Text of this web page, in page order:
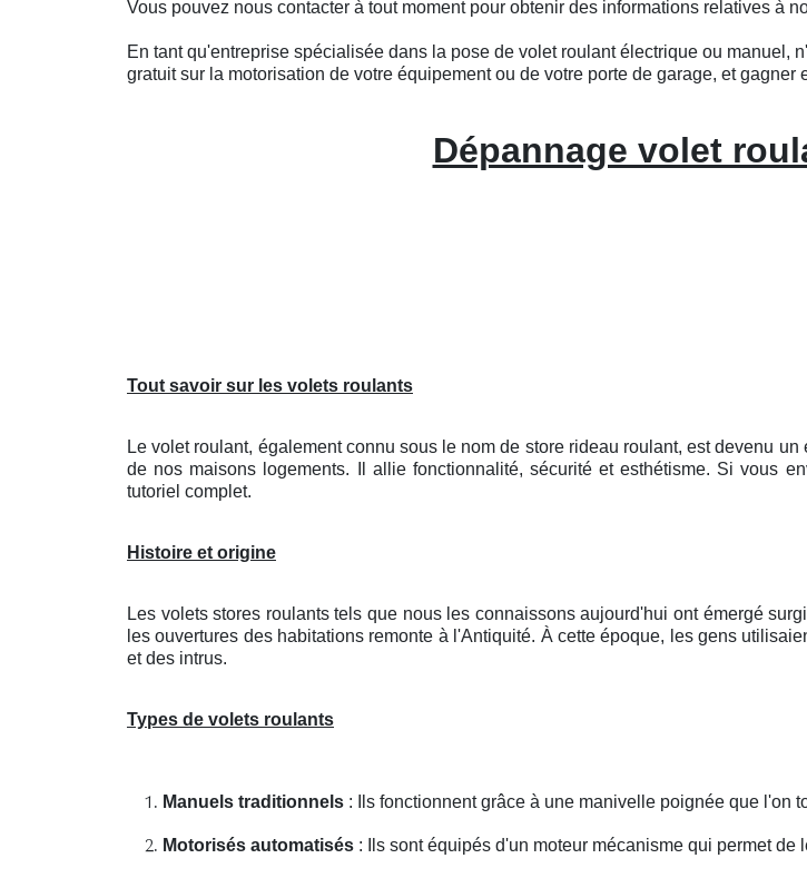
Vous pouvez nous contacter à tout moment pour obtenir des informations relatives à
En tant qu'entreprise spécialisée dans la pose de volet roulant électrique ou manuel,
gratuit sur la motorisation de votre équipement ou de votre porte de garage, et gagner
Dépannage volet
Tout savoir sur les volets roulants
Le volet roulant, également connu sous le nom de store rideau roulant, est devenu
de nos maisons logements. Il allie fonctionnalité, sécurité et esthétisme. Si vous
tutoriel complet.
Histoire et origine
Les volets stores roulants tels que nous les connaissons aujourd'hui ont émergé
les ouvertures des habitations remonte à l'Antiquité. À cette époque, les gens
et des intrus.
Types de volets roulants
Manuels traditionnels : Ils fonctionnent grâce à une manivelle poignée que l'on
Motorisés automatisés : Ils sont équipés d'un moteur mécanisme qui permet